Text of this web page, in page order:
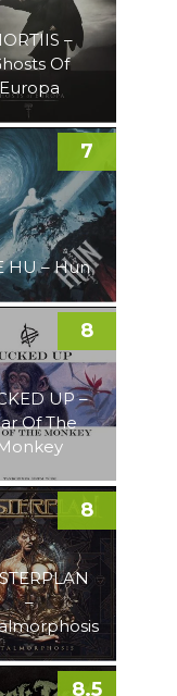
–
Of
Europa
HU – Hun
7
UP –
Of The
8
–
8
8.5